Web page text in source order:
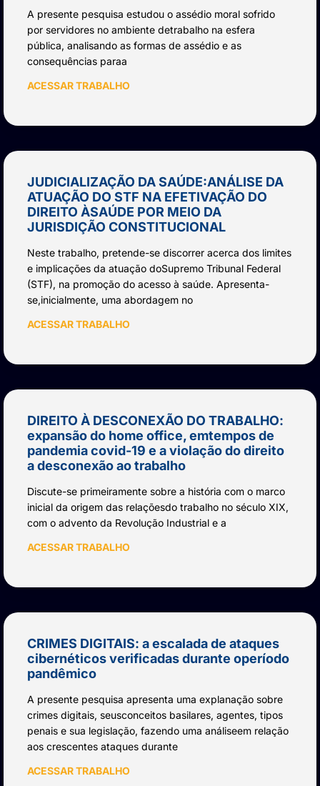
A presente pesquisa estudou o assédio moral sofrido
por servidores no ambiente detrabalho na esfera
pública, analisando as formas de assédio e as
consequências paraa
ACESSAR TRABALHO
JUDICIALIZAÇÃO DA SAÚDE:ANÁLISE DA
ATUAÇÃO DO STF NA EFETIVAÇÃO DO
DIREITO ÀSAÚDE POR MEIO DA
JURISDIÇÃO CONSTITUCIONAL
Neste trabalho, pretende-se discorrer acerca dos limites
e implicações da atuação doSupremo Tribunal Federal
(STF), na promoção do acesso à saúde. Apresenta-
se,inicialmente, uma abordagem no
ACESSAR TRABALHO
DIREITO À DESCONEXÃO DO TRABALHO:
expansão do home office, emtempos de
pandemia covid-19 e a violação do direito
a desconexão ao trabalho
Discute-se primeiramente sobre a história com o marco
inicial da origem das relaçõesdo trabalho no século XIX,
com o advento da Revolução Industrial e a
ACESSAR TRABALHO
CRIMES DIGITAIS: a escalada de ataques
cibernéticos verificadas durante operíodo
pandêmico
A presente pesquisa apresenta uma explanação sobre
crimes digitais, seusconceitos basilares, agentes, tipos
penais e sua legislação, fazendo uma análiseem relação
aos crescentes ataques durante
ACESSAR TRABALHO